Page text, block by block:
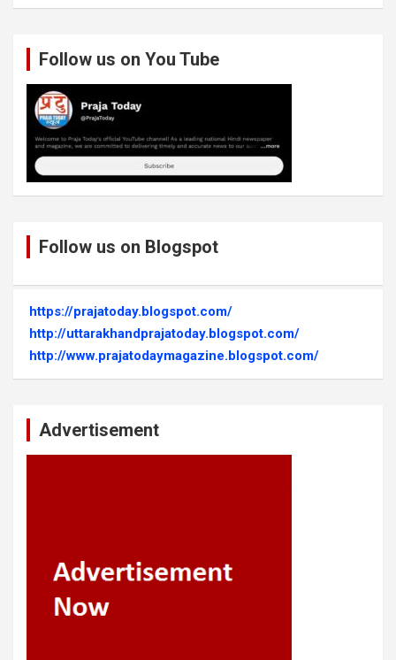
Follow us on You Tube
Follow us on Blogspot
https://prajatoday.blogspot.com/
http://uttarakhandprajatoday.blogspot.com/
http://www.prajatodaymagazine.blogspot.com/
Advertisement